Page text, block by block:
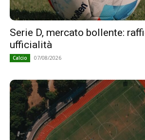
Serie D, mercato bollente:
ufficialità
Calcio 07/08/2026